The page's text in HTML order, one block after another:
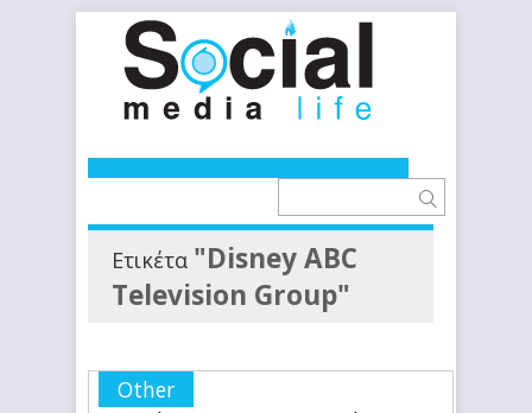
Ετικέτα "Disney ABC
Television Group"
Other